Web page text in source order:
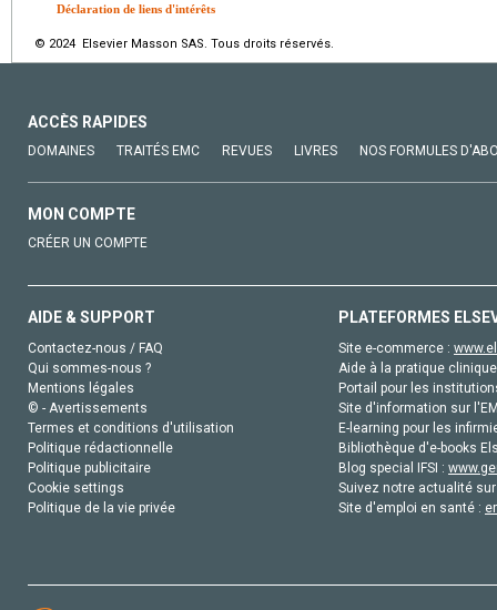
Déclaration de liens d'intérêts
© 2024 Elsevier Masson SAS. Tous droits réservés.
ACCÈS RAPIDES
DOMAINES TRAITÉS EMC REVUES LIVRES NOS FORMULES
MON COMPTE
CRÉER UN COMPTE
AIDE & SUPPORT
Contactez-nous / FAQ
Qui sommes-nous ?
Mentions légales
© - Avertissements
Termes et conditions d'utilisation
Politique rédactionnelle
Politique publicitaire
Cookie settings
Politique de la vie privée
PLATEFORMES
Site e-commerce :
Aide à la pratique
Portail pour les
Site d'information sur
E-learning pour les
Bibliothèque d'e-books
Blog special IFSI :
Suivez notre actualité
Site d'emploi en santé :